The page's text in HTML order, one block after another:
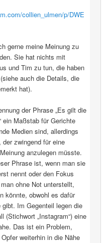
collien_ulmen/p/DWE
gerne meine Meinung zu
Sie hat nichts mit
und Tim zu tun, die haben
auch die Details, die
hat).
der Phrase „Es gilt die
ein Maßstab für Gerichte
Medien sind, allerdings
zwingend für eine
anzulegen müsste.
Phrase ist, wenn man sie
nennt oder den Fokus
ohne Not unterstellt,
könnte, obwohl es dafür
Im Gegenteil legen die
(Stichwort „Instagram“) eine
Das ist ein Problem,
weiterhin in die Nähe